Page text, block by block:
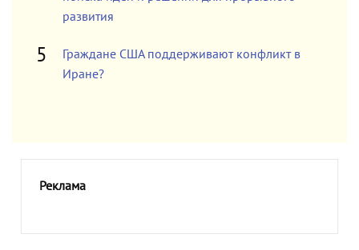
развития
Граждане США поддерживают конфликт в
Иране?
Реклама